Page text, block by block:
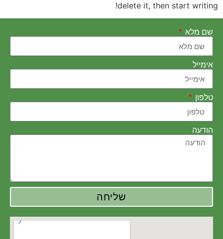
delete it, then start writing!
שם מלא
אימייל
טלפון
הודעה
שליחה